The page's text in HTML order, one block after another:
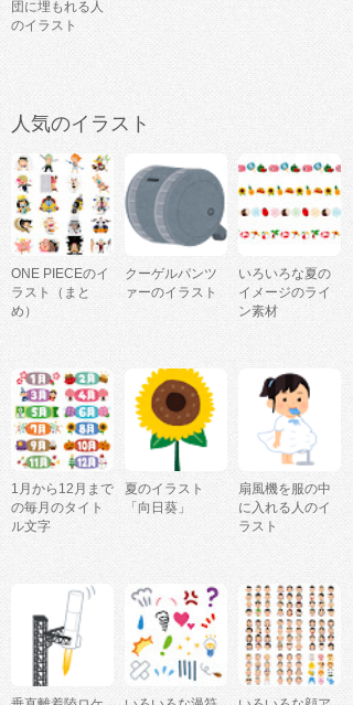
団に埋もれる人
のイラスト
人気のイラスト
ONE PIECEのイ
ラスト（まと
め）
クーゲルパンツ
ァーのイラスト
いろいろな夏の
イメージのライ
ン素材
1月から12月まで
の毎月のタイト
ル文字
夏のイラスト
「向日葵」
扇風機を服の中
に入れる人のイ
ラスト